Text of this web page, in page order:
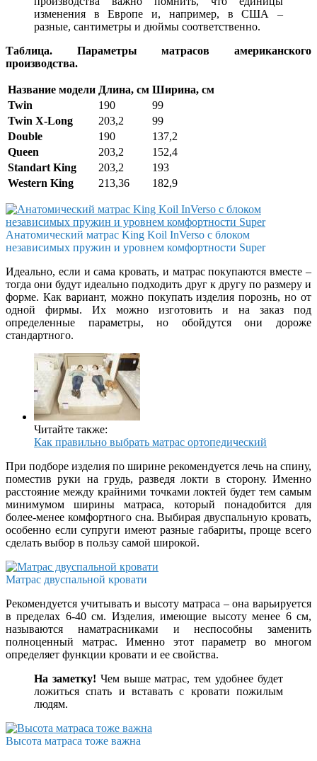
изменения в Европе и, например, в США –
разные, сантиметры и дюймы соответственно.
Таблица. Параметры матрасов американского
производства.
Название модели Длина, см Ширина, см
Twin
190
99
Twin X-Long
203,2
99
Double
190
137,2
Queen
203,2
152,4
Standart King
203,2
193
Western King
213,36 182,9
Анатомический матрас King Koil InVerso с блоком
независимых пружин и уровнем комфортности Super
Идеально, если и сама кровать, и матрас покупаются вместе –
тогда они будут идеально подходить друг к другу по размеру и
форме. Как вариант, можно покупать изделия порознь, но от
одной фирмы. Их можно изготовить и на заказ под
определенные параметры, но обойдутся они дороже
стандартного.
Читайте также:
Как правильно выбрать матрас ортопедический
При подборе изделия по ширине рекомендуется лечь на спину,
поместив руки на грудь, разведя локти в сторону. Именно
расстояние между крайними точками локтей будет тем самым
минимумом ширины матраса, который понадобится для
более-менее комфортного сна. Выбирая двуспальную кровать,
особенно если супруги имеют разные габариты, проще всего
сделать выбор в пользу самой широкой.
Матрас двуспальной кровати
Рекомендуется учитывать и высоту матраса – она варьируется
в пределах 6-40 см. Изделия, имеющие высоту менее 6 см,
называются наматрасниками и неспособны заменить
полноценный матрас. Именно этот параметр во многом
определяет функции кровати и ее свойства.
На заметку! Чем выше матрас, тем удобнее будет
ложиться спать и вставать с кровати пожилым
людям.
Высота матраса тоже важна